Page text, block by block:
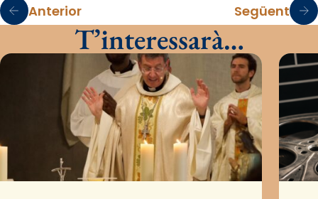
Anterior Següent
T’interessarà…